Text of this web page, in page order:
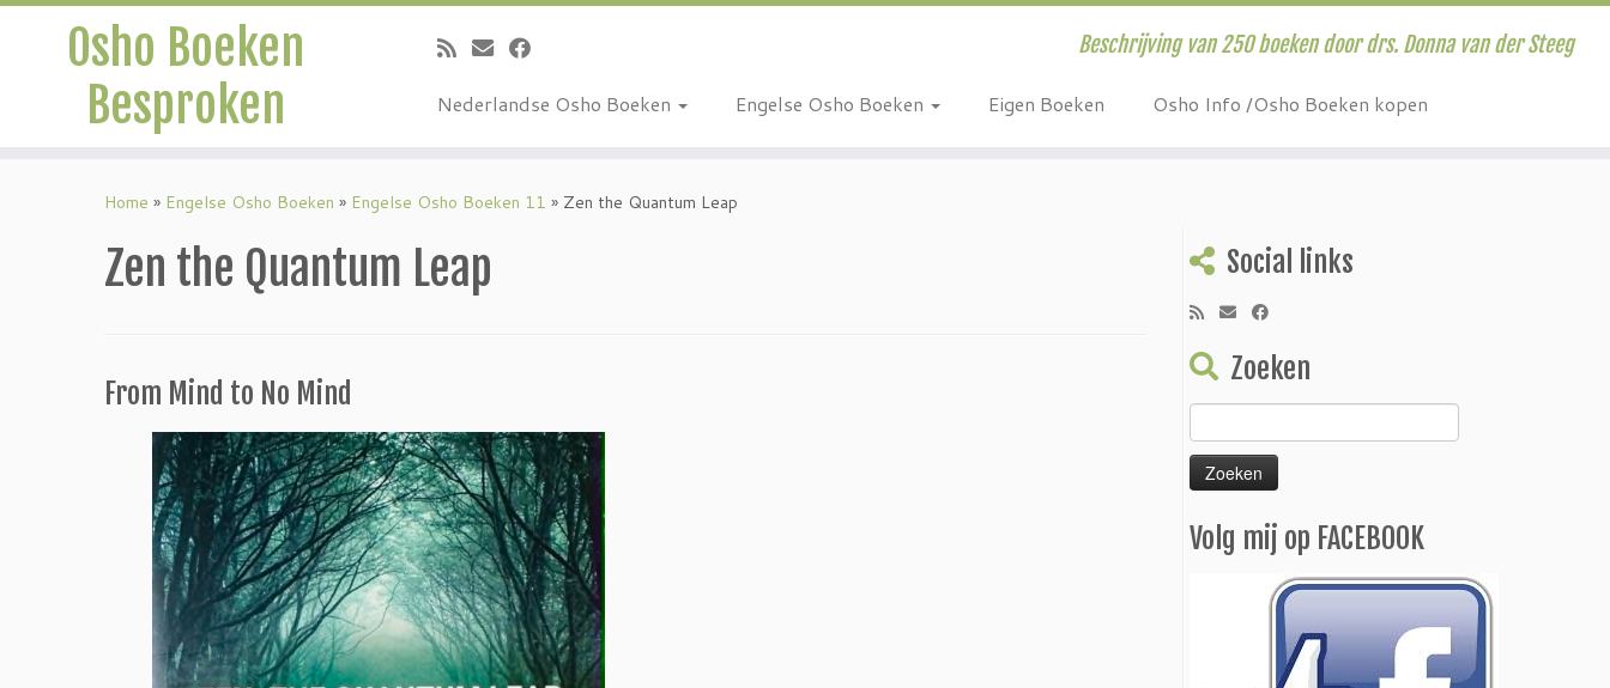
Osho Boeken
Besproken
Beschrijving van 250 boeken door drs. Donna van der Steeg
Nederlandse Osho Boeken Engelse Osho Boeken Eigen Boeken Osho Info /Osho Boeken kopen
Home » Engelse Osho Boeken » Engelse Osho Boeken 11 » Zen the Quantum Leap
Zen the Quantum Leap
From Mind to No Mind
Social links
Zoeken
naar:
Volg mij op FACEBOOK